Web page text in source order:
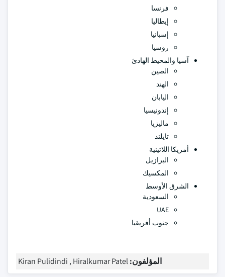
فرنسا
إيطاليا
إسبانيا
روسيا
آسيا والمحيط الهادئ
الصين
الهند
اليابان
إندونيسيا
ماليزيا
تايلند
أمريكا اللاتينية
البرازيل
المكسيك
الشرق الأوسط
السعودية
UAE
جنوب أفريقيا
المؤلفون:Kiran Pulidindi , Hiralkumar Patel